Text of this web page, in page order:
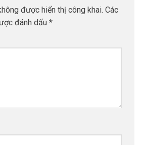
được hiển thị công khai. Các
đánh dấu *